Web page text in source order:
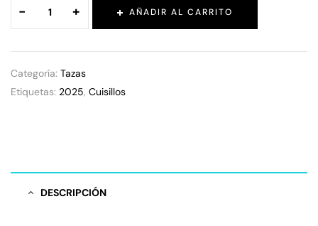
- + AÑADIR AL CARRITO
Categoría: Tazas
Etiquetas: 2025, Cuisillos
DESCRIPCIÓN